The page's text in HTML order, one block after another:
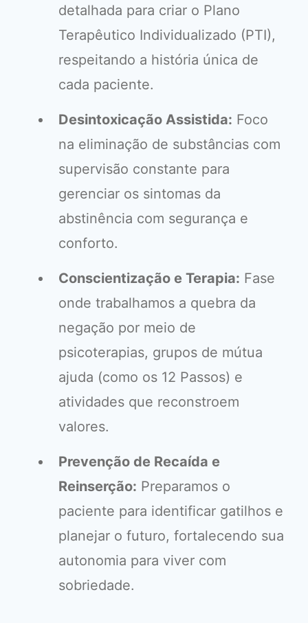
detalhada para criar o Plano
Terapêutico Individualizado (PTI),
respeitando a história única de
cada paciente.
Desintoxicação Assistida: Foco
na eliminação de substâncias com
supervisão constante para
gerenciar os sintomas da
abstinência com segurança e
conforto.
Conscientização e Terapia: Fase
onde trabalhamos a quebra da
negação por meio de
psicoterapias, grupos de mútua
ajuda (como os 12 Passos) e
atividades que reconstroem
valores.
Prevenção de Recaída e
Reinserção: Preparamos o
paciente para identificar gatilhos e
planejar o futuro, fortalecendo sua
autonomia para viver com
sobriedade.